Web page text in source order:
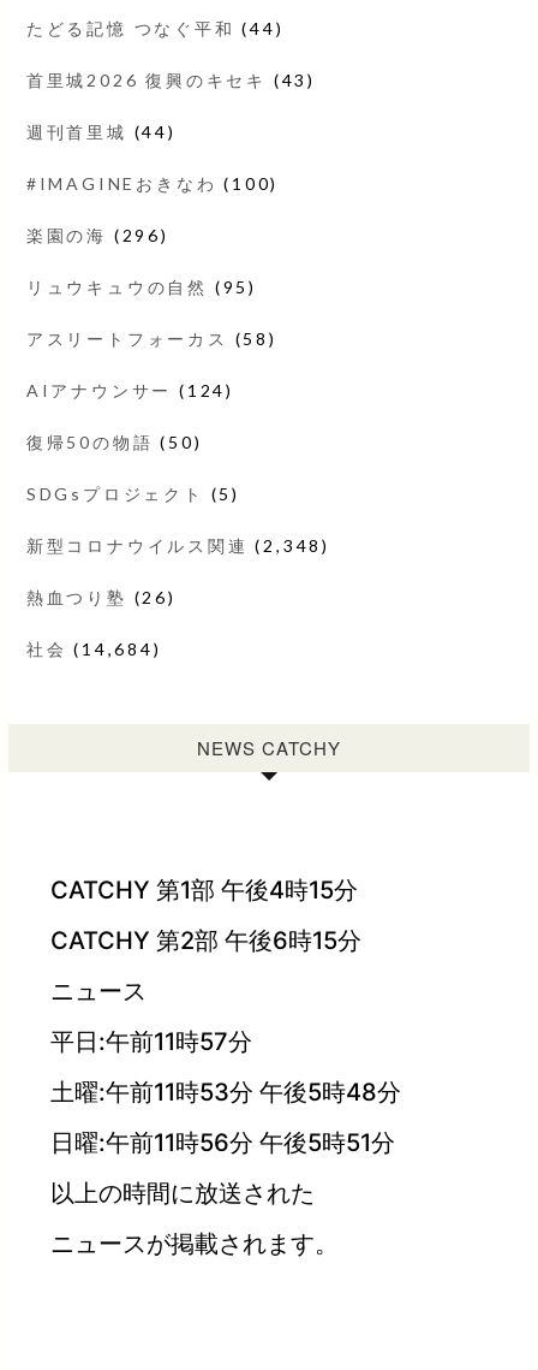
たどる記憶 つなぐ平和 (44)
首里城2026 復興のキセキ (43)
週刊首里城 (44)
#IMAGINEおきなわ (100)
楽園の海 (296)
リュウキュウの自然 (95)
アスリートフォーカス (58)
AIアナウンサー (124)
復帰50の物語 (50)
SDGsプロジェクト (5)
新型コロナウイルス関連 (2,348)
熱血つり塾 (26)
社会 (14,684)
NEWS CATCHY
CATCHY 第1部 午後4時15分
CATCHY 第2部 午後6時15分
ニュース
平日:午前11時57分
土曜:午前11時53分 午後5時48分
日曜:午前11時56分 午後5時51分
以上の時間に放送された
ニュースが掲載されます。